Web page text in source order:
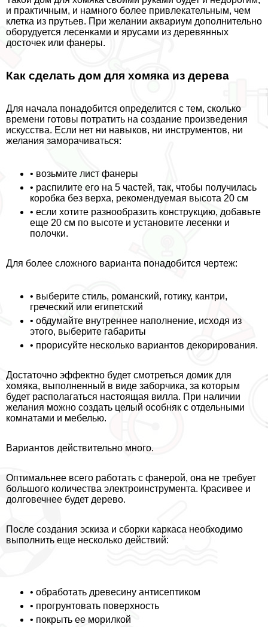
и пpaктичным, и намного более привлекательным, чем
клетка из прутьев. При желании аквариум дополнительно
оборудуется лесенками и ярусами из деревянных
досточек или фанеры.
Как сделать дом для хомяка из дерева
Для начала понадобится определится с тем, сколько
времени готовы потратить на создание произведения
искусства. Если нет ни навыков, ни инструментов, ни
желания заморачиваться:
• возьмите лист фанеры
• распилите его на 5 частей, так, чтобы получилась
коробка без верха, рекомендуемая высота 20 см
• если хотите разнообразить конструкцию, добавьте
еще 20 см по высоте и установите лесенки и
полочки.
Для более сложного варианта понадобится чертеж:
• выберите стиль, романский, готику, кантри,
греческий или египетский
• обдумайте внутреннее наполнение, исходя из
этого, выберите габариты
• прорисуйте несколько вариантов декорирования.
Достаточно эффектно будет смотреться домик для
хомяка, выполненный в виде заборчика, за которым
будет располагаться настоящая вилла. При наличии
желания можно создать целый особняк с отдельными
комнатами и мебелью.
Вариантов действительно много.
Оптимальнее всего работать с фанерой, она не требует
большого количества электроинструмента. Красивее и
долговечнее будет дерево.
После создания эскиза и сборки каркаса необходимо
выполнить еще несколько действий:
• обработать древесину антисептиком
• прогрунтовать поверхность
• покрыть ее морилкой